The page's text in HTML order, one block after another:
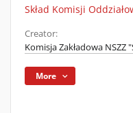
Skład Komisji
Creator:
Komisja Zakładowa NSZZ
More